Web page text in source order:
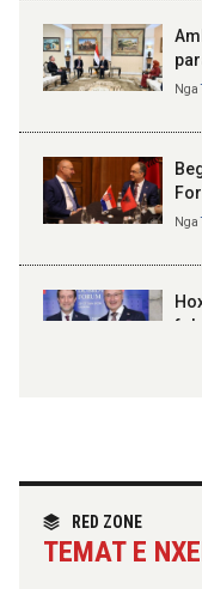
Nga
Nga
RED ZONE
TEMAT E